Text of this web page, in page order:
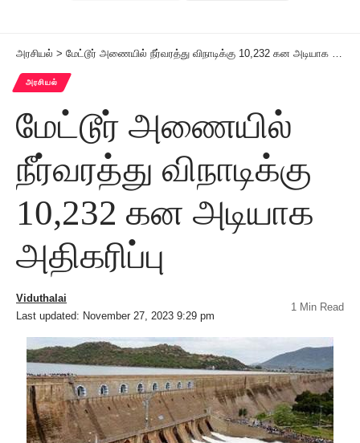
அரசியல் > மேட்டூர் அணையில் நீர்வரத்து விநாடிக்கு 10,232 கன அடியாக அதிகரிப்பு
அரசியல்
மேட்டூர் அணையில்
நீர்வரத்து விநாடிக்கு
10,232 கன அடியாக
அதிகரிப்பு
Last updated: November 27, 2023 9:29 pm
Viduthalai
1 Min Read